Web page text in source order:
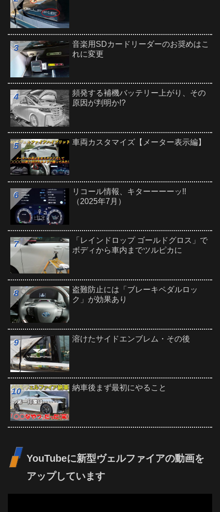
音楽用SDカードリーダーのお奨めはこ
れに変更
頻発する補機バッテリー上がり、その
原因が判明か!?
車両カスタマイズ【メーター表示編】
リコール情報、キターーーーッ!!
（2025年7月）
「レインドロップ ゴールドグロス」で
ボディから車内までツルピカに
盗難防止には「ブレーキペダルロッ
ク」が効果あり
溶けたサイドエンブレム・その後
納車後まず最初にやること
YouTubeに新型ヴェルファイアの動画を
アップしています